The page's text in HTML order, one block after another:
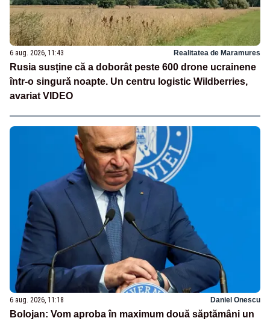
6 aug. 2026, 11:43 Realitatea de Maramures
Rusia susține că a doborât peste 600 drone ucrainene
într-o singură noapte. Un centru logistic Wildberries,
avariat VIDEO
6 aug. 2026, 11:18 Daniel Onescu
Bolojan: Vom aproba în maximum două săptămâni un